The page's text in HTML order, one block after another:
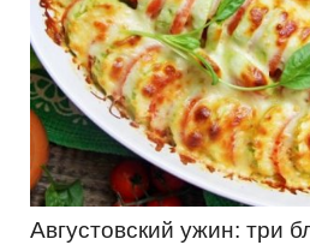
Августовский ужин: три